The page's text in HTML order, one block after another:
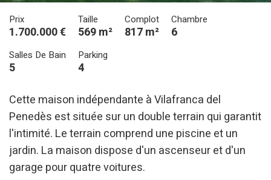
Prix
1.700.000 €
Taille
569 m²
Complot
817 m²
Chambre
6
Salles De Bain
5
Parking
4
Cette maison indépendante à Vilafranca del
Penedès est située sur un double terrain qui garantit
l'intimité. Le terrain comprend une piscine et un
jardin. La maison dispose d'un ascenseur et d'un
garage pour quatre voitures.
Modifier les cookies
Technique et Fonctionnel